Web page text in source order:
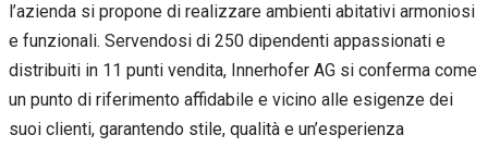
l’azienda si propone di realizzare ambienti abitativi armoniosi
e funzionali. Servendosi di 250 dipendenti appassionati e
distribuiti in 11 punti vendita, Innerhofer AG si conferma come
un punto di riferimento affidabile e vicino alle esigenze dei
suoi clienti, garantendo stile, qualità e un’esperienza